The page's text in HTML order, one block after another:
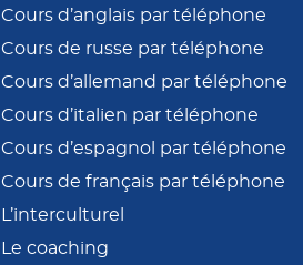
Cours d’anglais par téléphone
Cours de russe par téléphone
Cours d’allemand par téléphone
Cours d’italien par téléphone
Cours d’espagnol par téléphone
Cours de français par téléphone
L’interculturel
Le coaching